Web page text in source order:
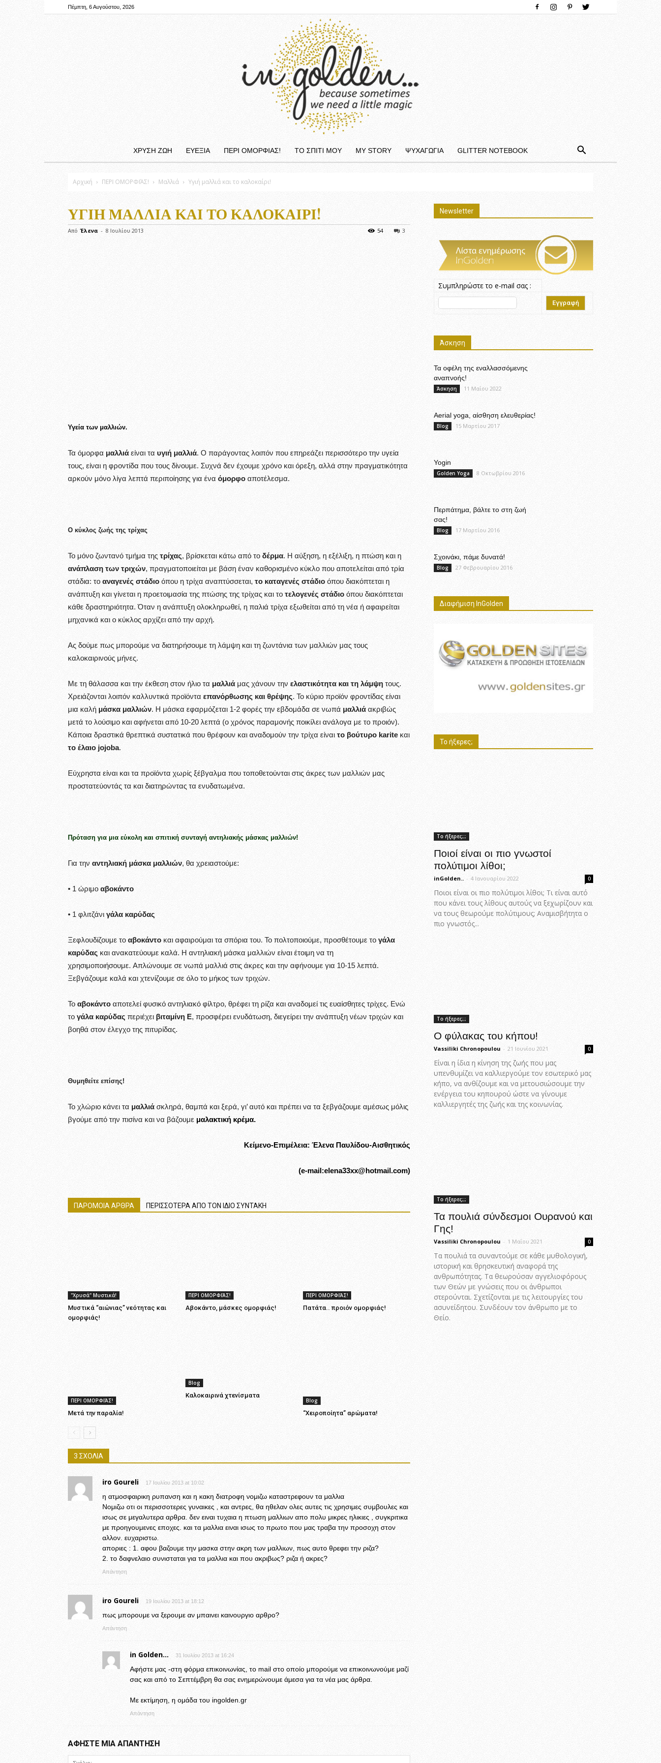
Πέμπτη, 6 Αυγούστου, 2026
ΧΡΥΣΗ ΖΩΗ ΕΥΕΞΙΑ ΠΕΡΙ ΟΜΟΡΦΙΆΣ! ΤΟ ΣΠΙΤΙ ΜΟΥ MY STORY ΨΥΧΑΓΩΓΙΑ GLITTER NOTEBOOK
Αρχική ΠΕΡΙ ΟΜΟΡΦΙΆΣ! Μαλλιά Υγιή μαλλιά και το καλοκαίρι!
ΥΓΙΉ ΜΑΛΛΙΆ ΚΑΙ ΤΟ ΚΑΛΟΚΑΊΡΙ!
Από Έλενα - 8 Ιουλίου 2013 3
54
Υγεία των μαλλιών.
Τα όμορφα μαλλιά είναι τα υγιή μαλλιά. Ο παράγοντας λοιπόν που επηρεάζει περισσότερο την υγεία
τους, είναι η φροντίδα που τους δίνουμε. Συχνά δεν έχουμε χρόνο και όρεξη, αλλά στην πραγματικότητα
αρκούν μόνο λίγα λεπτά περιποίησης για ένα όμορφο αποτέλεσμα.
Ο κύκλος ζωής της τρίχας
Το μόνο ζωντανό τμήμα της τρίχας, βρίσκεται κάτω από το δέρμα. Η αύξηση, η εξέλιξη, η πτώση και η
ανάπλαση των τριχών, πραγματοποιείται με βάση έναν καθορισμένο κύκλο που αποτελείται από τρία
στάδια: το αναγενές στάδιο όπου η τρίχα αναπτύσσεται, το καταγενές στάδιο όπου διακόπτεται η
ανάπτυξη και γίνεται η προετοιμασία της πτώσης της τρίχας και το τελογενές στάδιο όπου διακόπτεται
κάθε δραστηριότητα. Όταν η ανάπτυξη ολοκληρωθεί, η παλιά τρίχα εξωθείται από τη νέα ή αφαιρείται
μηχανικά και ο κύκλος αρχίζει από την αρχή.
Ας δούμε πως μπορούμε να διατηρήσουμε τη λάμψη και τη ζωντάνια των μαλλιών μας τους
καλοκαιρινούς μήνες.
Με τη θάλασσα και την έκθεση στον ήλιο τα μαλλιά μας χάνουν την ελαστικότητα και τη λάμψη τους.
Χρειάζονται λοιπόν καλλυντικά προϊόντα επανόρθωσης και θρέψης. Το κύριο προϊόν φροντίδας είναι
μια καλή μάσκα μαλλιών. Η μάσκα εφαρμόζεται 1-2 φορές την εβδομάδα σε νωπά μαλλιά ακριβώς
μετά το λούσιμο και αφήνεται από 10-20 λεπτά (ο χρόνος παραμονής ποικίλει ανάλογα με το προιόν).
Κάποια δραστικά θρεπτικά συστατικά που θρέφουν και αναδομούν την τρίχα είναι το βούτυρο karite και
το έλαιο jojoba.
Εύχρηστα είναι και τα προϊόντα χωρίς ξέβγαλμα που τοποθετούνται στις άκρες των μαλλιών μας
προστατεύοντάς τα και διατηρώντας τα ενυδατωμένα.
Πρόταση για μια εύκολη και σπιτική συνταγή αντηλιακής μάσκας μαλλιών!
Για την αντηλιακή μάσκα μαλλιών, θα χρειαστούμε:
• 1 ώριμο αβοκάντο
• 1 φλιτζάνι γάλα καρύδας
Ξεφλουδίζουμε το αβοκάντο και αφαιρούμαι τα σπόρια του. Το πολτοποιούμε, προσθέτουμε το γάλα
καρύδας και ανακατεύουμε καλά. Η αντηλιακή μάσκα μαλλιών είναι έτοιμη να τη
χρησιμοποιήσουμε. Απλώνουμε σε νωπά μαλλιά στις άκρες και την αφήνουμε για 10-15 λεπτά.
Ξεβγάζουμε καλά και χτενίζουμε σε όλο το μήκος των τριχών.
Το αβοκάντο αποτελεί φυσικό αντηλιακό φίλτρο, θρέφει τη ρίζα και αναδομεί τις ευαίσθητες τρίχες. Ενώ
το γάλα καρύδας περιέχει βιταμίνη E, προσφέρει ενυδάτωση, διεγείρει την ανάπτυξη νέων τριχών και
βοηθά στον έλεγχο της πιτυρίδας.
Θυμηθείτε επίσης!
Το χλώριο κάνει τα μαλλιά σκληρά, θαμπά και ξερά, γι’ αυτό και πρέπει να τα ξεβγάζουμε αμέσως μόλις
βγούμε από την πισίνα και να βάζουμε μαλακτική κρέμα.
Κείμενο-Επιμέλεια: Έλενα Παυλίδου-Αισθητικός
(e-mail:elena33xx@hotmail.com)
ΠΑΡΟΜΟΙΑ ΑΡΘΡΑ ΠΕΡΙΣΣΟΤΕΡΑ ΑΠΟ ΤΟΝ ΙΔΙΟ ΣΥΝΤΑΚΗ
"Χρυσά" Μυστικά!
Μυστικά “αιώνιας” νεότητας και
ομορφιάς!
ΠΕΡΙ ΟΜΟΡΦΙΆΣ!
Αβοκάντο, μάσκες ομορφιάς!
ΠΕΡΙ ΟΜΟΡΦΙΆΣ!
Πατάτα.. προιόν ομορφιάς!
ΠΕΡΙ ΟΜΟΡΦΙΆΣ!
Μετά την παραλία!
Blog
Καλοκαιρινά χτενίσματα
Blog
“Χειροποίητα” αρώματα!
3 ΣΧΟΛΙΑ
iro Goureli 17 Ιουλίου 2013 at 10:02
η ατμοσφαιρικη ρυπανση και η κακη διατροφη νομιζω καταστρεφουν τα μαλλια
Νομιζω οτι οι περισσοτερες γυναικες , και αντρες, θα ηθελαν ολες αυτες τις χρησιμες συμβουλες και
ισως σε μεγαλυτερα αρθρα. δεν ειναι τυχαια η πτωση μαλλιων απο πολυ μικρες ηλικιες , συγκριτικα
με προηγουμενες εποχες. και τα μαλλια ειναι ισως το πρωτο που μας τραβα την προσοχη στον
αλλον. ευχαριστω.
αποριες : 1. αφου βαζουμε την μασκα στην ακρη των μαλλιων, πως αυτο θρεφει την ριζα?
2. το δαφνελαιο συνισταται για τα μαλλια και που ακριβως? ριζα ή ακρες?
Απάντηση
iro Goureli 19 Ιουλίου 2013 at 18:12
πως μπορουμε να ξερουμε αν μπαινει καινουργιο αρθρο?
Απάντηση
in Golden... 31 Ιουλίου 2013 at 16:24
Αφήστε μας -στη φόρμα επικοινωνίας, το mail στο οποίο μπορούμε να επικοινωνούμε μαζί
σας και από το Σεπτέμβρη θα σας ενημερώνουμε άμεσα για τα νέα μας άρθρα.
Με εκτίμηση, η ομάδα του ingolden.gr
Απάντηση
ΑΦΗΣΤΕ ΜΙΑ ΑΠΑΝΤΗΣΗ
Newsletter
Συμπληρώστε το e-mail σας :
Άσκηση
Τα οφέλη της εναλλασσόμενης
αναπνοής!
Άσκηση 11 Μαΐου 2022
Aerial yoga, αίσθηση ελευθερίας!
Blog 15 Μαρτίου 2017
Yogin
Golden Yoga 8 Οκτωβρίου 2016
Περπάτημα, βάλτε το στη ζωή
σας!
Blog 17 Μαρτίου 2016
Σχοινάκι, πάμε δυνατά!
Blog 27 Φεβρουαρίου 2016
Διαφήμιση InGolden
Το ήξερες;
Το ήξερες;;;
Ποιοί είναι οι πιο γνωστοί
πολύτιμοι λίθοι;
inGolden.. - 4 Ιανουαρίου 2022 0
Ποιοι είναι οι πιο πολύτιμοι λίθοι; Τι είναι αυτό
που κάνει τους λίθους αυτούς να ξεχωρίζουν και
να τους θεωρούμε πολύτιμους; Αναμισβήτητα ο
πιο γνωστός...
Το ήξερες;;;
Ο φύλακας του κήπου!
Vassiliki Chronopoulou - 21 Ιουνίου 2021 0
Είναι η ίδια η κίνηση της ζωής που μας
υπενθυμίζει να καλλιεργούμε τον εσωτερικό μας
κήπο, να ανθίζουμε και να μετουσιώσουμε την
ενέργεια του κηπουρού ώστε να γίνουμε
καλλιεργητές της ζωής και της κοινωνίας.
Το ήξερες;;;
Τα πουλιά σύνδεσμοι Ουρανού και
Γης!
Vassiliki Chronopoulou - 1 Μαΐου 2021 0
Τα πουλιά τα συναντούμε σε κάθε μυθολογική,
ιστορική και θρησκευτική αναφορά της
ανθρωπότητας. Τα θεωρούσαν αγγελιοφόρους
των Θεών με γνώσεις που οι άνθρωποι
στερούνται. Σχετίζονται με τις λειτουργίες του
ασυνείδητου. Συνδέουν τον άνθρωπο με το
Θείο.